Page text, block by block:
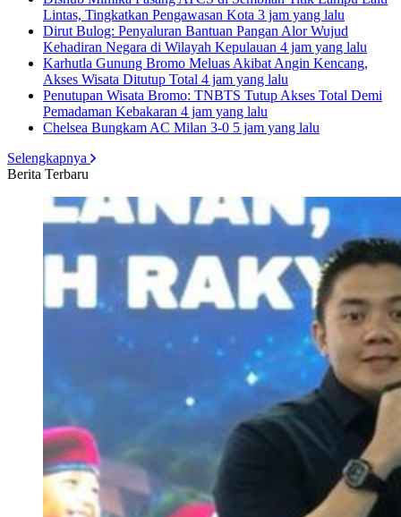
Lintas, Tingkatkan Pengawasan Kota 3 jam yang lalu
Dirut Bulog: Penyaluran Bantuan Pangan Alor Wujud
Kehadiran Negara di Wilayah Kepulauan 4 jam yang lalu
Karhutla Gunung Bromo Meluas Akibat Angin Kencang,
Akses Wisata Ditutup Total 4 jam yang lalu
Penutupan Wisata Bromo: TNBTS Tutup Akses Total Demi
Pemadaman Kebakaran 4 jam yang lalu
Chelsea Bungkam AC Milan 3-0 5 jam yang lalu
Selengkapnya
Berita Terbaru